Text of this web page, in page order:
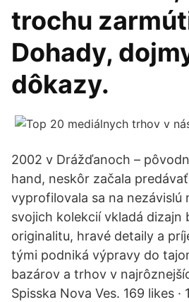
trochu
Dohady,
dôkazy.
2002 v Drážďanoch –
hand, neskôr začala
vyprofilovala sa na nezávislú
svojich kolekcií vkladá dizajn
originalitu, hravé detaily a
tými podniká výpravy do
bazárov a trhov v
Spisska Nova Ves. 169 likes ·